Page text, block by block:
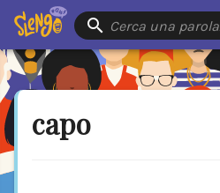
Cerca una
capo